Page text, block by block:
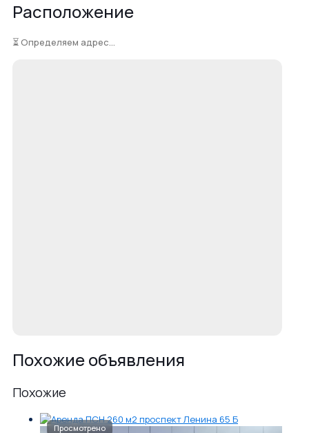
Расположение
⏳ Определяем адрес...
Похожие объявления
Похожие